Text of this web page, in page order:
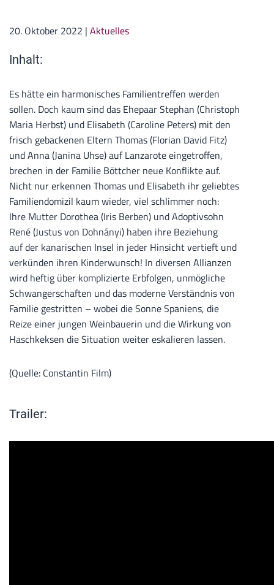
20. Oktober 2022 | Aktuelles
Inhalt:
Es hätte ein harmonisches Familientreffen werden
sollen. Doch kaum sind das Ehepaar Stephan (Christoph
Maria Herbst) und Elisabeth (Caroline Peters) mit den
frisch gebackenen Eltern Thomas (Florian David Fitz)
und Anna (Janina Uhse) auf Lanzarote eingetroffen,
brechen in der Familie Böttcher neue Konflikte auf.
Nicht nur erkennen Thomas und Elisabeth ihr geliebtes
Familiendomizil kaum wieder, viel schlimmer noch:
Ihre Mutter Dorothea (Iris Berben) und Adoptivsohn
René (Justus von Dohnányi) haben ihre Beziehung
auf der kanarischen Insel in jeder Hinsicht vertieft und
verkünden ihren Kinderwunsch! In diversen Allianzen
wird heftig über komplizierte Erbfolgen, unmögliche
Schwangerschaften und das moderne Verständnis von
Familie gestritten – wobei die Sonne Spaniens, die
Reize einer jungen Weinbauerin und die Wirkung von
Haschkeksen die Situation weiter eskalieren lassen.
(Quelle: Constantin Film)
Trailer: